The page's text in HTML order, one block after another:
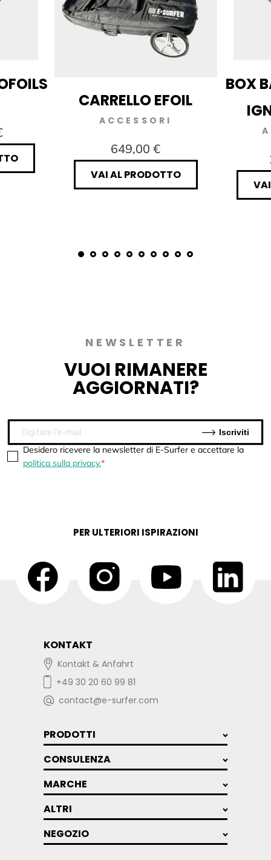
CARRELLO EFOIL
ACCESSORI
649,00 €
VAI AL PRODOTTO
BOX
NEWSLETTER
VUOI RIMANERE
AGGIORNATI?
Desidero ricevere la newsletter di E-Surfer e accettare la
politica sulla privacy.
Iscriviti
PER ULTERIORI ISPIRAZIONI
KONTAKT
Kontakt & Anfahrt
+49 30 20 60 99 81
contact@e-surfer.com
PRODOTTI
CONSULENZA
MARCHE
ALTRI
NEGOZIO